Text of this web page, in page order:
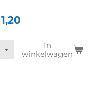
In
winkelwagen